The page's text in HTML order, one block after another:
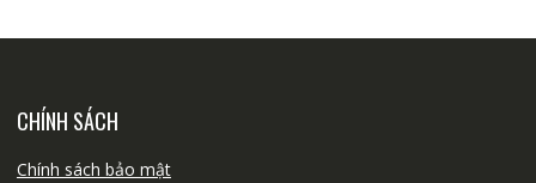
CHÍNH SÁCH
Chính sách bảo mật